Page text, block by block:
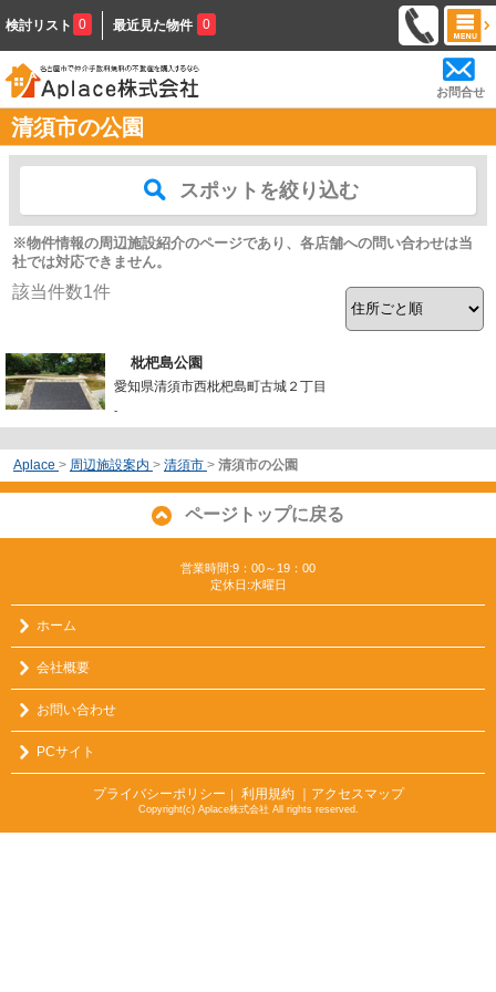
検討リスト 0 最近見た物件 0
お問合せ
清須市の公園
スポットを絞り込む
※物件情報の周辺施設紹介のページであり、各店舗への問い合わせは当
社では対応できません。
該当件数1件
枇杷島公園
愛知県清須市西枇杷島町古城２丁目
-
Aplace > 周辺施設案内 > 清須市 > 清須市の公園
ページトップに戻る
営業時間:9：00～19：00
定休日:水曜日
ホーム
会社概要
お問い合わせ
PCサイト
プライバシーポリシー ｜ 利用規約 ｜アクセスマップ
Copyright(c) Aplace株式会社 All rights reserved.